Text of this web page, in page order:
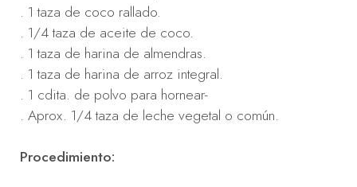
. 1 taza de coco rallado.
. 1/4 taza de aceite de coco.
. 1 taza de harina de almendras.
. 1 taza de harina de arroz integral.
. 1 cdita. de polvo para hornear-
. Aprox. 1/4 taza de leche vegetal o común.
Procedimiento: